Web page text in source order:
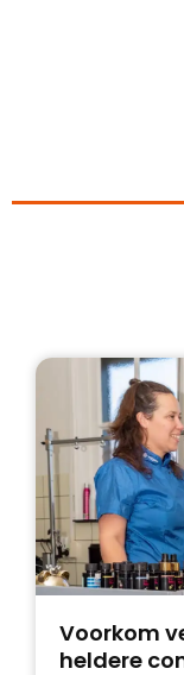
Voorkom
heldere